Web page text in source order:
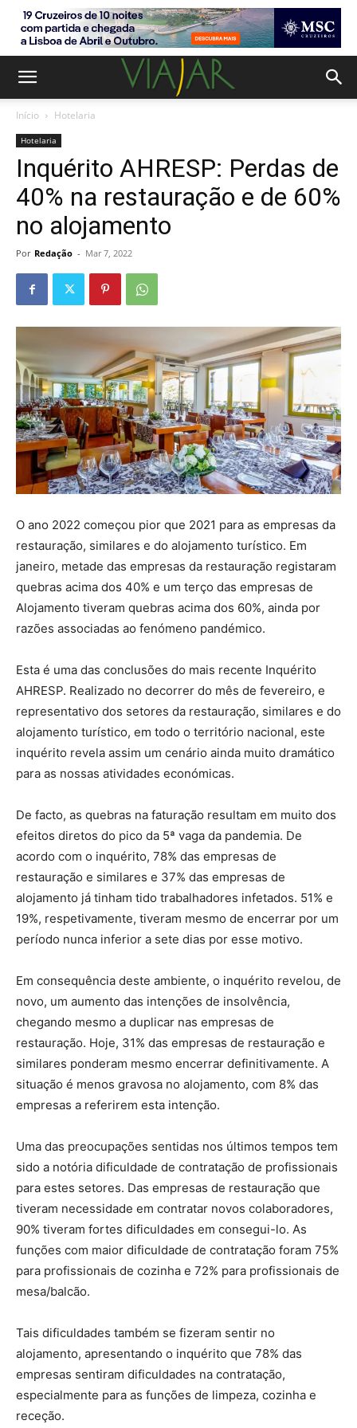
Início Hotelaria
Hotelaria
Inquérito AHRESP: Perdas de
40% na restauração e de 60%
no alojamento
Por Redação - Mar 7, 2022
O ano 2022 começou pior que 2021 para as empresas da
restauração, similares e do alojamento turístico. Em
janeiro, metade das empresas da restauração registaram
quebras acima dos 40% e um terço das empresas de
Alojamento tiveram quebras acima dos 60%, ainda por
razões associadas ao fenómeno pandémico.
Esta é uma das conclusões do mais recente Inquérito
AHRESP. Realizado no decorrer do mês de fevereiro, e
representativo dos setores da restauração, similares e do
alojamento turístico, em todo o território nacional, este
inquérito revela assim um cenário ainda muito dramático
para as nossas atividades económicas.
De facto, as quebras na faturação resultam em muito dos
efeitos diretos do pico da 5ª vaga da pandemia. De
acordo com o inquérito, 78% das empresas de
restauração e similares e 37% das empresas de
alojamento já tinham tido trabalhadores infetados. 51% e
19%, respetivamente, tiveram mesmo de encerrar por um
período nunca inferior a sete dias por esse motivo.
Em consequência deste ambiente, o inquérito revelou, de
novo, um aumento das intenções de insolvência,
chegando mesmo a duplicar nas empresas de
restauração. Hoje, 31% das empresas de restauração e
similares ponderam mesmo encerrar definitivamente. A
situação é menos gravosa no alojamento, com 8% das
empresas a referirem esta intenção.
Uma das preocupações sentidas nos últimos tempos tem
sido a notória dificuldade de contratação de profissionais
para estes setores. Das empresas de restauração que
tiveram necessidade em contratar novos colaboradores,
90% tiveram fortes dificuldades em consegui-lo. As
funções com maior dificuldade de contratação foram 75%
para profissionais de cozinha e 72% para profissionais de
mesa/balcão.
Tais dificuldades também se fizeram sentir no
alojamento, apresentando o inquérito que 78% das
empresas sentiram dificuldades na contratação,
especialmente para as funções de limpeza, cozinha e
receção.